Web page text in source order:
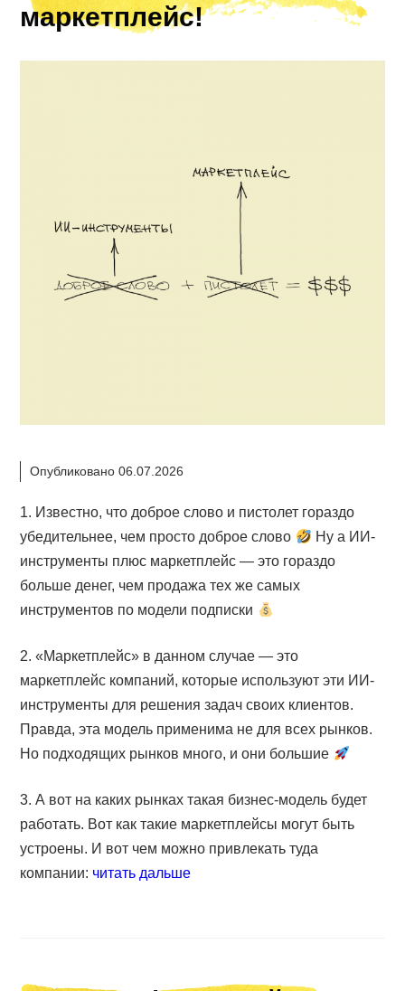
маркетплейс!
Опубликовано 06.07.2026
1. Известно, что доброе слово и пистолет гораздо
убедительнее, чем просто доброе слово
Ну а ИИ-
инструменты плюс маркетплейс — это гораздо
больше денег, чем продажа тех же самых
инструментов по модели подписки
2. «Маркетплейс» в данном случае — это
маркетплейс компаний, которые используют эти ИИ-
инструменты для решения задач своих клиентов.
Правда, эта модель применима не для всех рынков.
Но подходящих рынков много, и они большие
3. А вот на каких рынках такая бизнес-модель будет
работать. Вот как такие маркетплейсы могут быть
устроены. И вот чем можно привлекать туда
компании: читать дальше